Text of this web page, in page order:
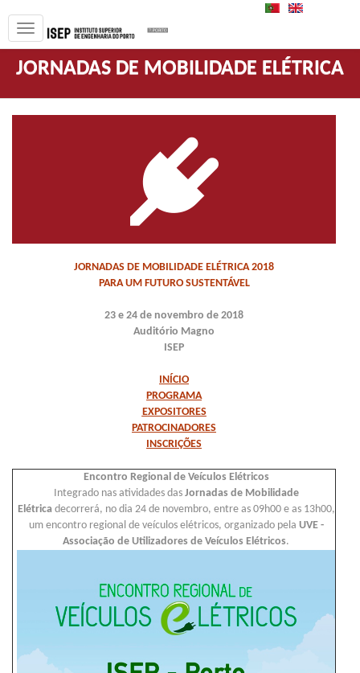
PT
JORNADAS DE MOBILIDADE ELÉTRICA
JORNADAS DE MOBILIDADE ELÉTRICA 2018
PARA UM FUTURO SUSTENTÁVEL
23 e 24 de novembro de 2018
Auditório Magno
ISEP
INÍCIO
PROGRAMA
EXPOSITORES
PATROCINADORES
INSCRIÇÕES
Encontro Regional de Veículos Elétricos
Integrado nas atividades das Jornadas de Mobilidade
Elétrica decorrerá, no dia 24 de novembro, entre as 09h00 e as 13h00,
um encontro regional de veículos elétricos, organizado pela UVE -
Associação de Utilizadores de Veículos Elétricos.